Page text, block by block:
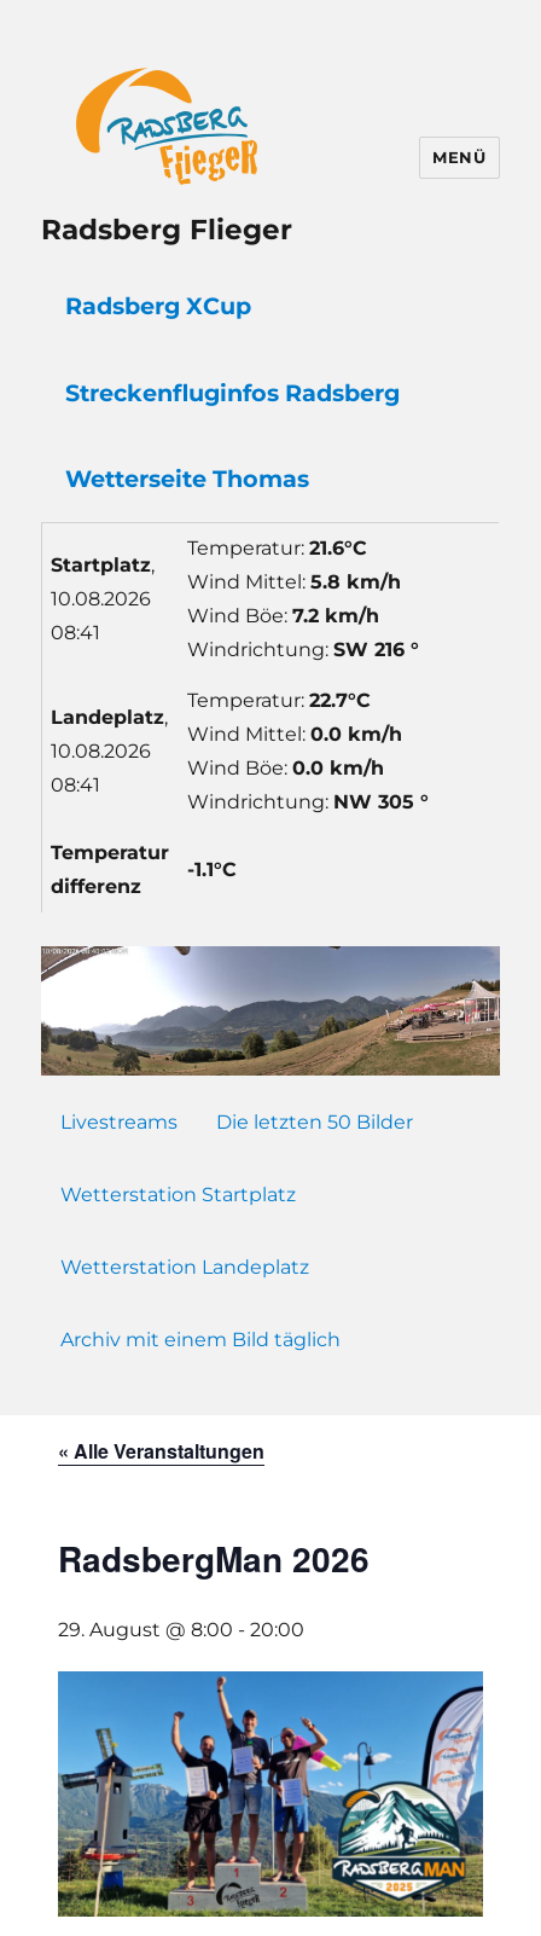
Radsberg Flieger
MENÜ
Radsberg XCup
Streckenfluginfos Radsberg
Wetterseite Thomas
Startplatz,
10.08.2026
08:41
Temperatur:21.6°C
Wind Mittel:5.8 km/h
Wind Böe:7.2 km/h
Windrichtung:SW 216 °
Landeplatz,
10.08.2026
08:41
Temperatur:22.7°C
Wind Mittel:0.0 km/h
Wind Böe:0.0 km/h
Windrichtung: NW 305 °
Temperatur
differenz
-1.1°C
Livestreams Die letzten 50 Bilder
Wetterstation Startplatz
Wetterstation Landeplatz
Archiv mit einem Bild täglich
« Alle Veranstaltungen
RadsbergMan 2026
29. August @ 8:00 - 20:00